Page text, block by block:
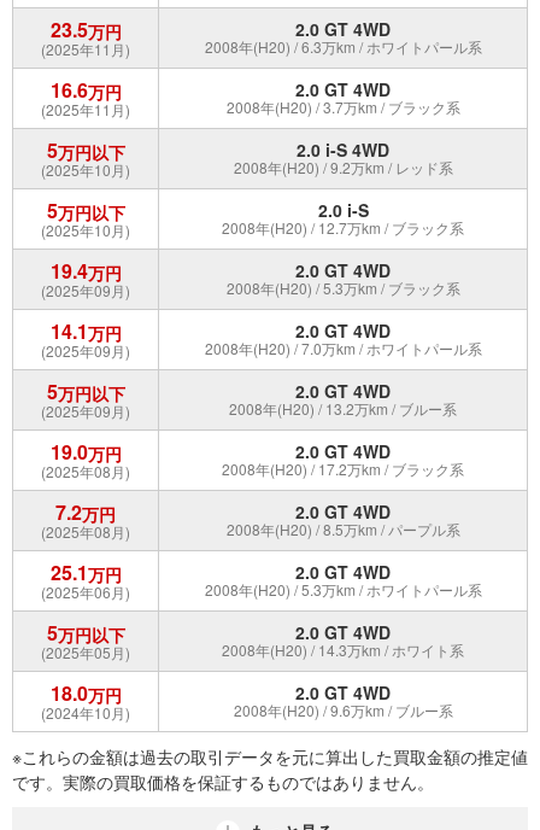
23.5万円
(2025年11月)
2.0 GT 4WD
2008年(H20) / 6.3万km / ホワイトパール系
16.6万円
(2025年11月)
2.0 GT 4WD
2008年(H20) / 3.7万km / ブラック系
5万円以下
(2025年10月)
2.0 i-S 4WD
2008年(H20) / 9.2万km / レッド系
5万円以下
(2025年10月)
2.0 i-S
2008年(H20) / 12.7万km / ブラック系
19.4万円
(2025年09月)
2.0 GT 4WD
2008年(H20) / 5.3万km / ブラック系
14.1万円
(2025年09月)
2.0 GT 4WD
2008年(H20) / 7.0万km / ホワイトパール系
5万円以下
(2025年09月)
2.0 GT 4WD
2008年(H20) / 13.2万km / ブルー系
19.0万円
(2025年08月)
2.0 GT 4WD
2008年(H20) / 17.2万km / ブラック系
7.2万円
(2025年08月)
2.0 GT 4WD
2008年(H20) / 8.5万km / パープル系
25.1万円
(2025年06月)
2.0 GT 4WD
2008年(H20) / 5.3万km / ホワイトパール系
5万円以下
(2025年05月)
2.0 GT 4WD
2008年(H20) / 14.3万km / ホワイト系
18.0万円
(2024年10月)
2.0 GT 4WD
2008年(H20) / 9.6万km / ブルー系
※これらの金額は過去の取引データを元に算出した買取金額の推定値
です。実際の買取価格を保証するものではありません。